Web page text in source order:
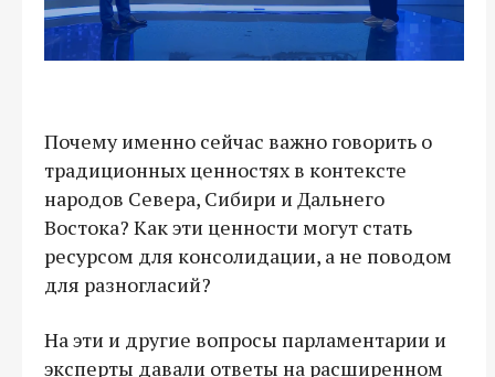
Почему именно сейчас важно говорить о
традиционных ценностях в контексте
народов Севера, Сибири и Дальнего
Востока? Как эти ценности могут стать
ресурсом для консолидации, а не поводом
для разногласий?
На эти и другие вопросы парламентарии и
эксперты давали ответы на расширенном